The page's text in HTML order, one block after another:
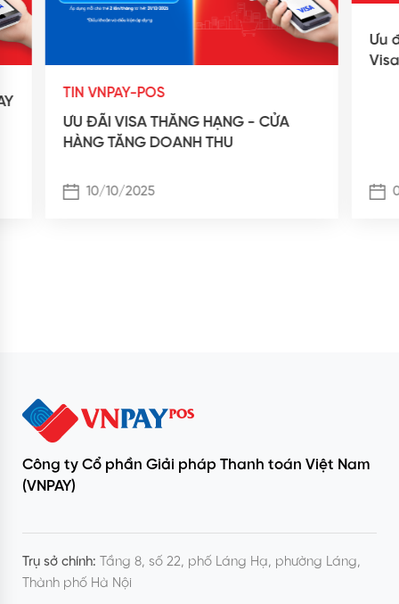
TIN VNPAY-POS
ƯU ĐÃI VISA THĂNG HẠNG - CỬA
HÀNG TĂNG DOANH THU
10/10/2025
Ưu
Visa
09/
Công ty Cổ phần Giải pháp Thanh toán Việt Nam
(VNPAY)
Trụ sở chính: Tầng 8, số 22, phố Láng Hạ, phường Láng,
Thành phố Hà Nội